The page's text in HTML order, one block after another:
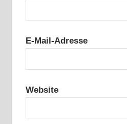
E-Mail-Adresse
Website